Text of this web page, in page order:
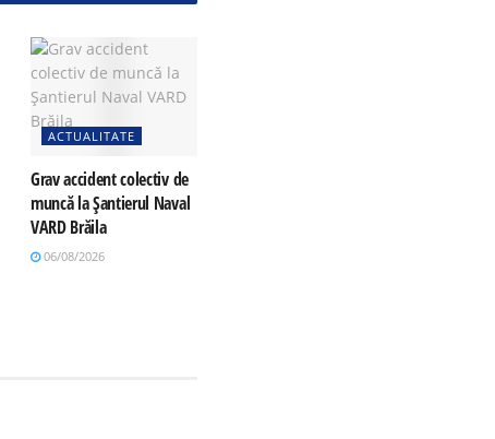
ACTUALITATE
Grav accident colectiv de
muncă la Șantierul Naval
VARD Brăila
06/08/2026